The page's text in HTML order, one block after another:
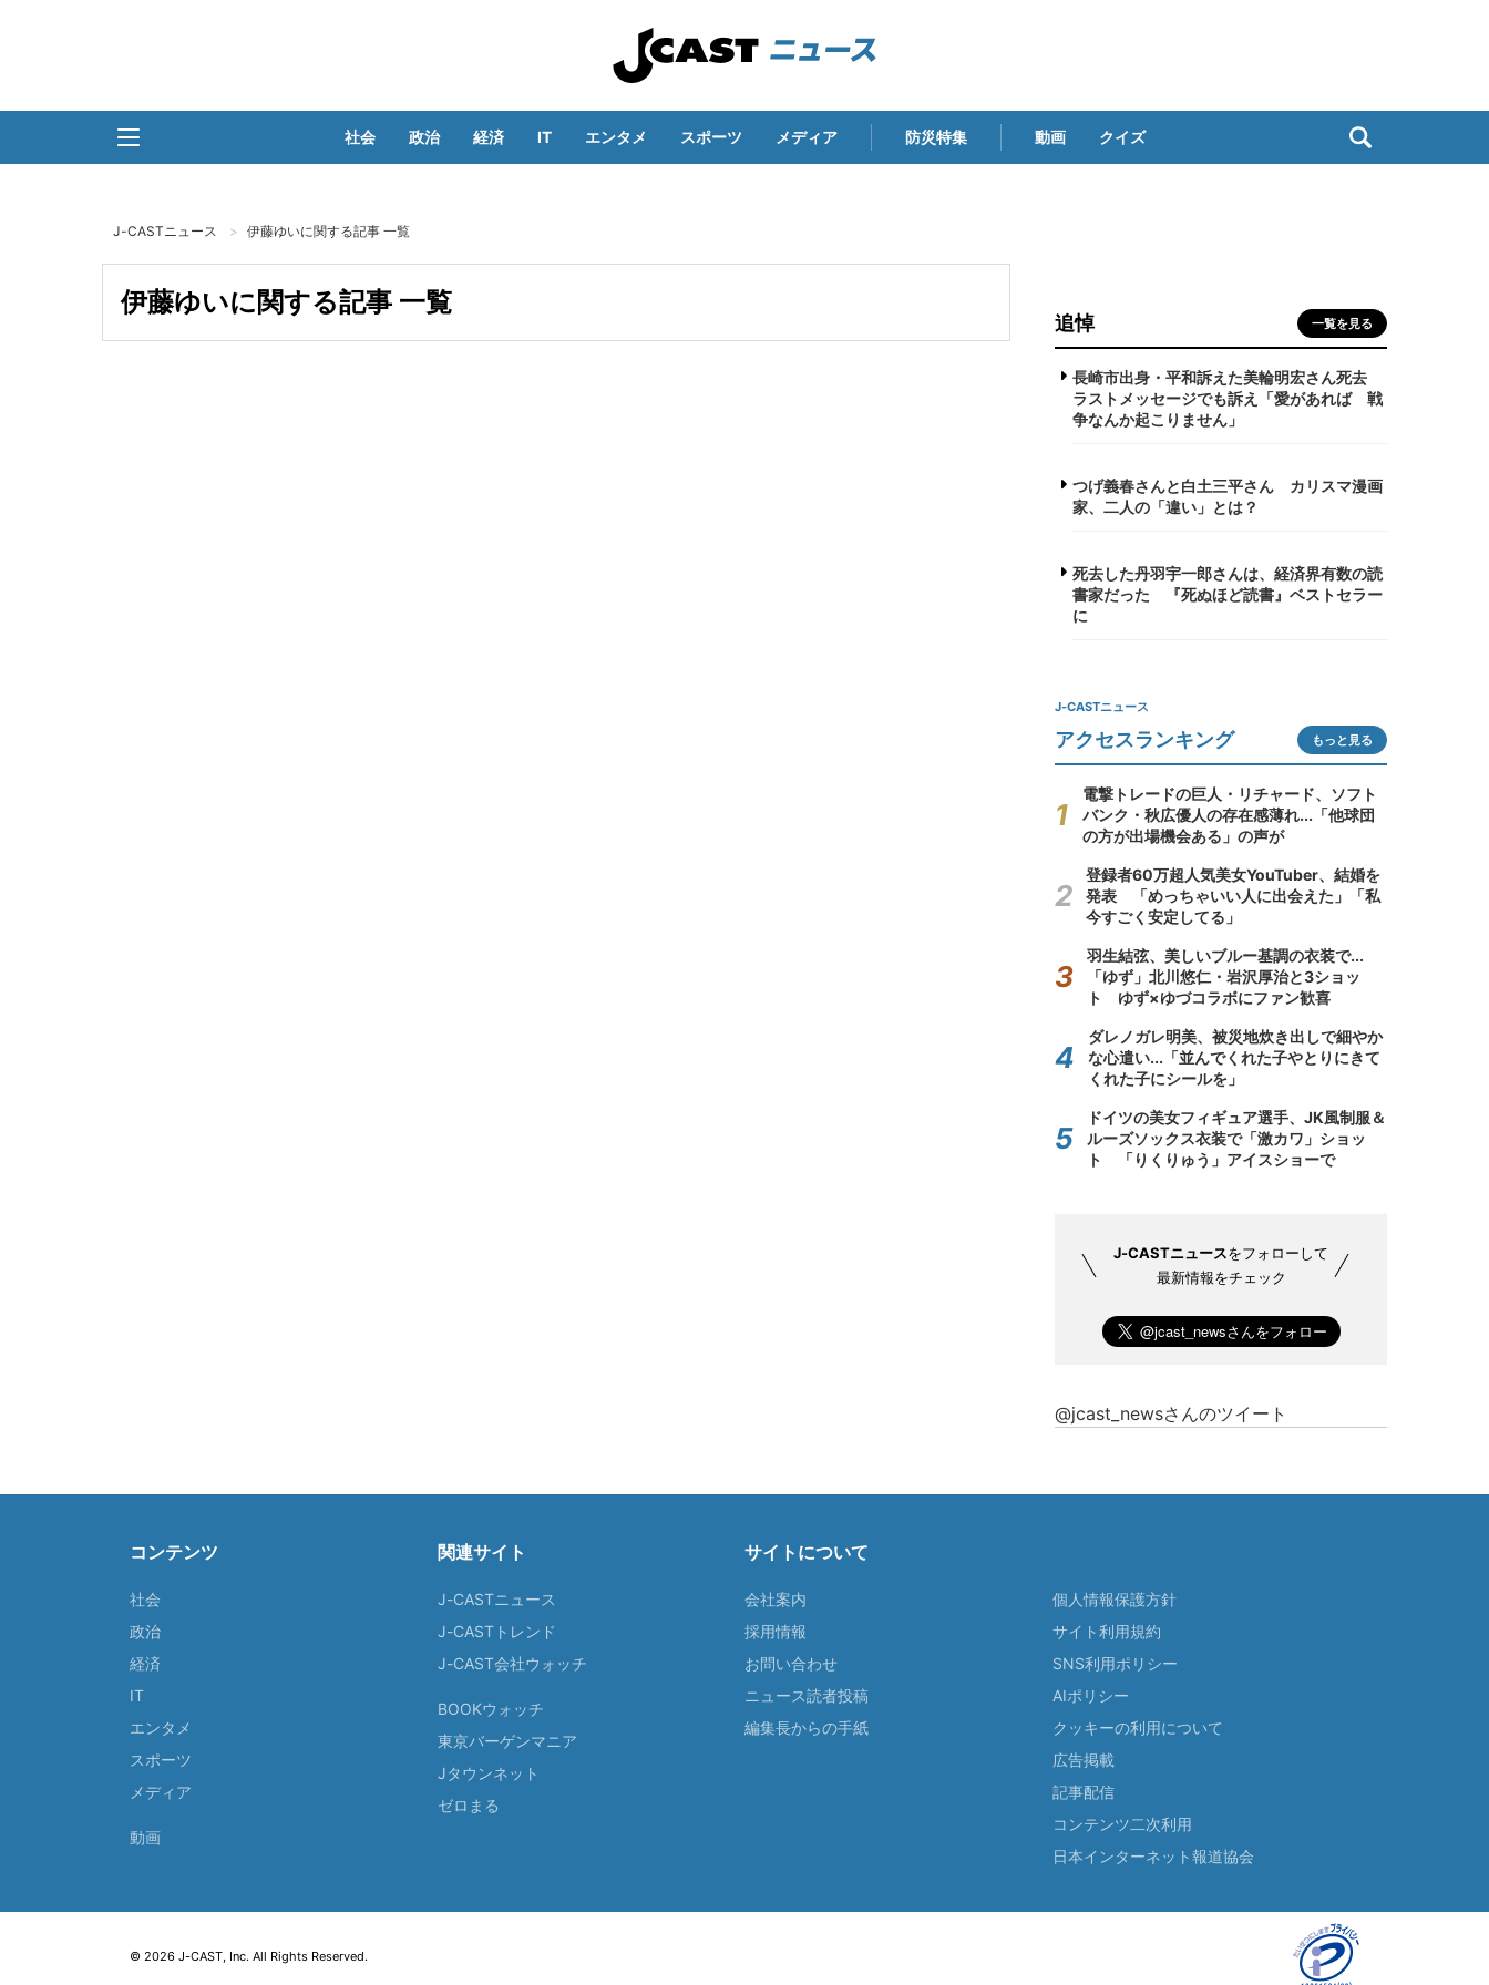
社会 政治 経済 IT エンタメ スポーツ メディア 防災特集 動画 クイズ
J-CASTニュース 伊藤ゆいに関する記事 一覧
伊藤ゆいに関する記事 一覧
追悼 一覧を見る
長崎市出身・平和訴えた美輪明宏さん死去
ラストメッセージでも訴え「愛があれば 戦
争なんか起こりません」
つげ義春さんと白土三平さん カリスマ漫画
家、二人の「違い」とは？
死去した丹羽宇一郎さんは、経済界有数の読
書家だった 『死ぬほど読書』ベストセラー
に
J-CASTニュース
アクセスランキング もっと見る
電撃トレードの巨人・リチャード、ソフト
バンク・秋広優人の存在感薄れ...「他球団
の方が出場機会ある」の声が
登録者60万超人気美女YouTuber、結婚を
発表 「めっちゃいい人に出会えた」「私
今すごく安定してる」
羽生結弦、美しいブルー基調の衣装で...
「ゆず」北川悠仁・岩沢厚治と3ショッ
ト ゆず×ゆづコラボにファン歓喜
ダレノガレ明美、被災地炊き出しで細やか
な心遣い...「並んでくれた子やとりにきて
くれた子にシールを」
ドイツの美女フィギュア選手、JK風制服＆
ルーズソックス衣装で「激カワ」ショッ
ト 「りくりゅう」アイスショーで
J-CASTニュースをフォローして
最新情報をチェック
@jcast_newsさんのツイート
コンテンツ
社会
政治
経済
IT
エンタメ
スポーツ
メディア
動画
関連サイト
J-CASTニュース
J-CASTトレンド
J-CAST会社ウォッチ
BOOKウォッチ
東京バーゲンマニア
Jタウンネット
ゼロまる
サイトについて
会社案内
採用情報
お問い合わせ
ニュース読者投稿
編集長からの手紙
個人情報保護方針
サイト利用規約
SNS利用ポリシー
AIポリシー
クッキーの利用について
広告掲載
記事配信
コンテンツ二次利用
日本インターネット報道協会
© 2026 J-CAST, Inc. All Rights Reserved.